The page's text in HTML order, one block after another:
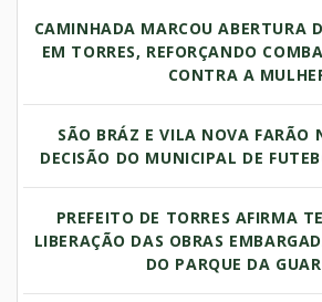
CAMINHADA MARCOU ABERTURA
EM TORRES, REFORÇANDO
CONTRA A
SÃO BRÁZ E VILA NOVA FARÃO
DECISÃO DO MUNICIPAL DE
PREFEITO DE TORRES AFIRMA
LIBERAÇÃO DAS OBRAS
DO PARQUE DA